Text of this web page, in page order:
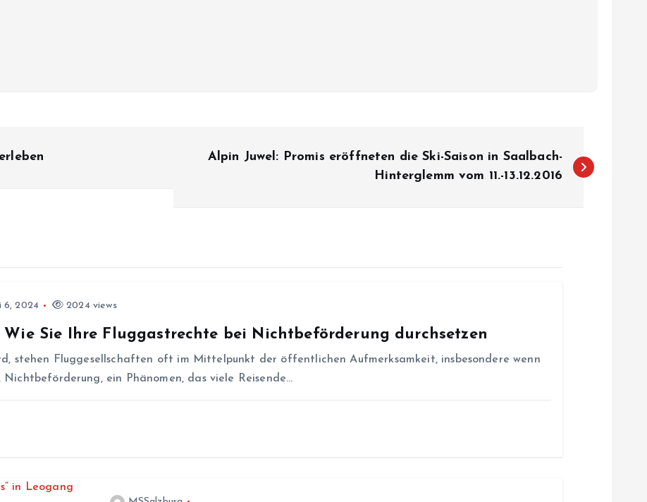
Alpin Juwel: Promis eröffneten die Ski-Saison in Saalbach-
Hinterglemm vom 11.-13.12.2016
6, 2024 2024 views
Sie Ihre Fluggastrechte bei Nichtbeförderung durchsetzen
stehen Fluggesellschaften oft im Mittelpunkt der öffentlichen Aufmerksamkeit, insbesondere wenn
ein Phänomen, das viele Reisende…